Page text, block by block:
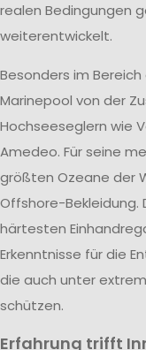
realen Bedingungen
weiterentwickelt.
Besonders im
Marinepool von der
Hochseeseglern wie
Amedeo. Für seine
größten Ozeane der
Offshore-Bekleidung.
härtesten
Erkenntnisse für die
die auch unter
schützen.
Erfahrung trifft